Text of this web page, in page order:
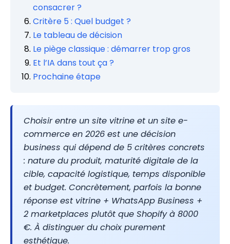
consacrer ?
Critère 5 : Quel budget ?
Le tableau de décision
Le piège classique : démarrer trop gros
Et l’IA dans tout ça ?
Prochaine étape
Choisir entre un site vitrine et un site e-
commerce en 2026 est une décision
business qui dépend de 5 critères concrets
: nature du produit, maturité digitale de la
cible, capacité logistique, temps disponible
et budget. Concrètement, parfois la bonne
réponse est vitrine + WhatsApp Business +
2 marketplaces plutôt que Shopify à 8000
€. À distinguer du choix purement
esthétique.